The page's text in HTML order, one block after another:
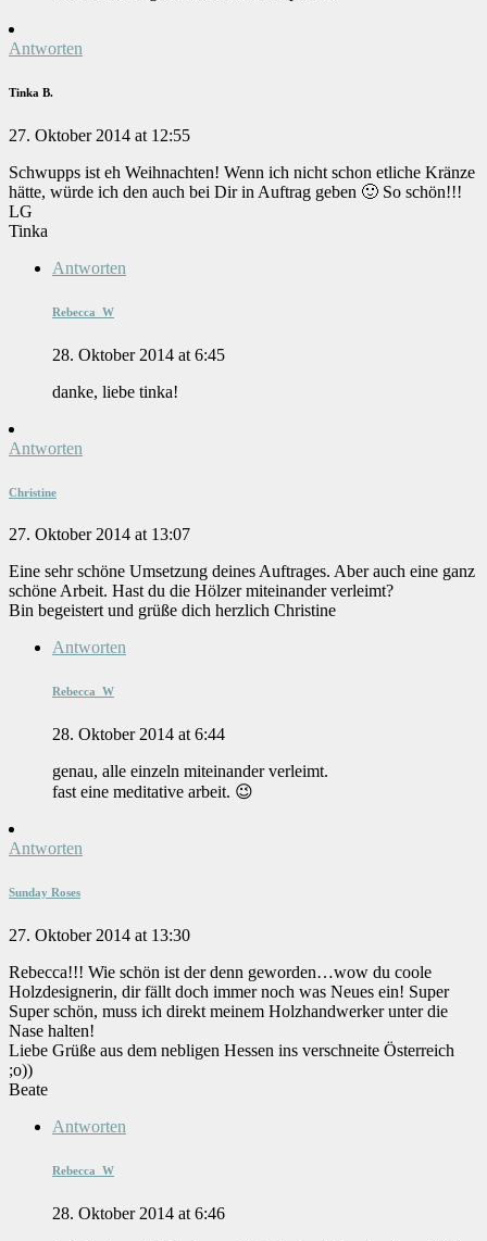
Antworten
Tinka B.
27. Oktober 2014 at 12:55
Schwupps ist eh Weihnachten! Wenn ich nicht schon etliche Kränze
hätte, würde ich den auch bei Dir in Auftrag geben 🙂 So schön!!!
LG
Tinka
Antworten
Rebecca_W
28. Oktober 2014 at 6:45
danke, liebe tinka!
Antworten
Christine
27. Oktober 2014 at 13:07
Eine sehr schöne Umsetzung deines Auftrages. Aber auch eine ganz
schöne Arbeit. Hast du die Hölzer miteinander verleimt?
Bin begeistert und grüße dich herzlich Christine
Antworten
Rebecca_W
28. Oktober 2014 at 6:44
genau, alle einzeln miteinander verleimt.
fast eine meditative arbeit. 😉
Antworten
Sunday Roses
27. Oktober 2014 at 13:30
Rebecca!!! Wie schön ist der denn geworden…wow du coole
Holzdesignerin, dir fällt doch immer noch was Neues ein! Super
Super schön, muss ich direkt meinem Holzhandwerker unter die
Nase halten!
Liebe Grüße aus dem nebligen Hessen ins verschneite Österreich
;o))
Beate
Antworten
Rebecca_W
28. Oktober 2014 at 6:46